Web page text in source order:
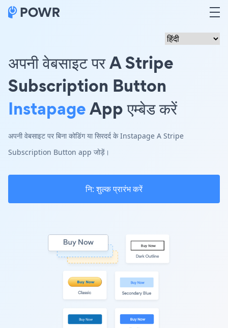
अपनी वेबसाइट पर A Stripe
Subscription Button
InstapageApp एम्बेड करें
अपनी वेबसाइट पर बिना कोडिंग या सिरदर्द के Instapage A Stripe
Subscription Button app जोड़ें।
नि: शुल्क प्रारंभ करें